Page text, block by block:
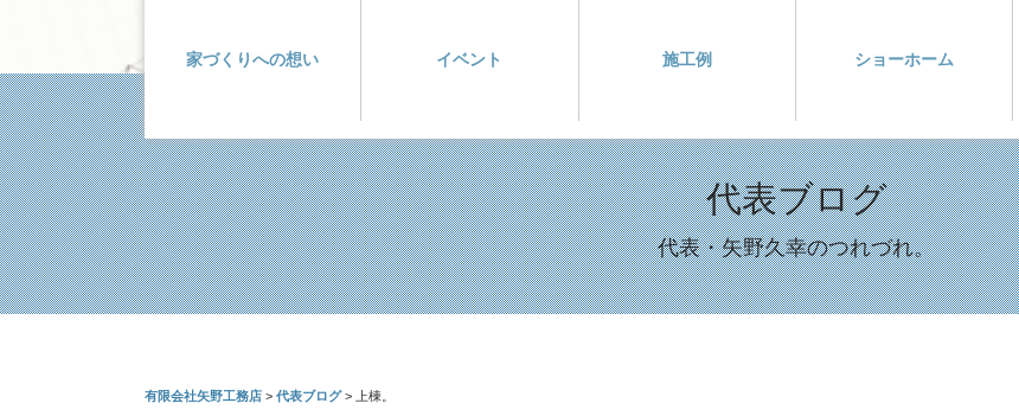
家づくりへの想い イベント 施工例 ショーホーム
代表ブログ
代表・矢野久幸のつれづれ。
有限会社矢野工務店 > 代表ブログ> 上棟。